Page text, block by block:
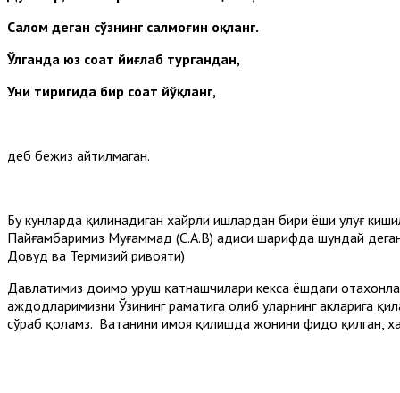
Салом деган сўзнинг салмоғин оқланг.
Ўлганда юз соат йиғлаб тургандан,
Уни тиригида бир соат йўқланг,
деб бежиз айтилмаган.
Бу кунларда қилинадиган хайрли ишлардан бири ёши улуғ
Пайғамбаримиз Муғаммад (С.А.В) ҳадиси шарифда шундай
Довуд ва Термизий ривояти)
Давлатимиз доимо уруш қатнашчилари кекса ёшдаги
аждодларимизни Ўзининг раҳматига олиб уларнинг ҳакларига
сўраб қоламз. Ватанини ҳимоя қилишда жонини фидо қилган,